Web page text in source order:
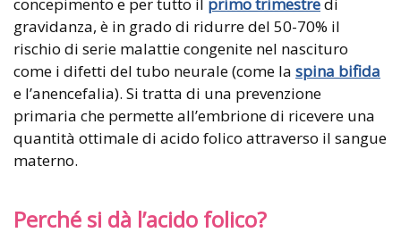
concepimento e per tutto il primo trimestredi
gravidanza, è in grado di ridurre del 50-70% il
rischio di serie malattie congenite nel nascituro
come i difetti del tubo neurale (come la spina bifida
e l’anencefalia). Si tratta di una prevenzione
primaria che permette all’embrione di ricevere una
quantità ottimale di acido folico attraverso il sangue
materno.
Perché si dà l’acido folico?